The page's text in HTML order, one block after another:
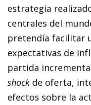
estrategia
centrales del
pretendía facilitar
expectativas de
partida
shock de oferta,
efectos sobre la